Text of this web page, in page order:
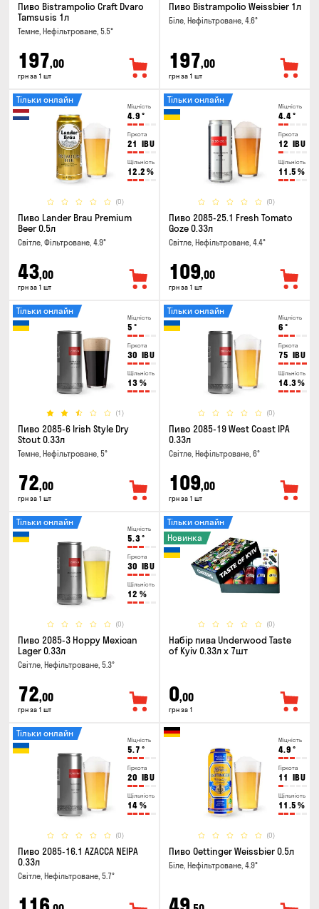
Пиво Bistrampolio Craft Dvaro
Tamsusis 1л
Темне, Нефільтроване, 5.5°
197,00
грн за 1 шт
Пиво Bistrampolio Weissbier 1л
Біле, Нефільтроване, 4.6°
197,00
грн за 1 шт
Міцність
4.9 °
Гіркота
21 IBU
Щільність
12.2 %
(0)
Тільки онлайн
Пиво Lander Brau Premium
Beer 0.5л
Світле, Фільтроване, 4.9°
43,00
грн за 1 шт
Міцність
4.4°
Гіркота
12 IBU
Щільність
11.5 %
(0)
Тільки онлайн
Пиво 2085-25.1 Fresh Tomato
Goze 0.33л
Світле, Нефільтроване, 4.4°
109,00
грн за 1 шт
Міцність
5 °
Гіркота
30 IBU
Щільність
13 %
(1)
Тільки онлайн
Пиво 2085-6 Irish Style Dry
Stout 0.33л
Темне, Нефільтроване, 5°
72,00
грн за 1 шт
Міцність
6 °
Гіркота
75 IBU
Щільність
14.3%
(0)
Тільки онлайн
Пиво 2085-19 West Coast IPA
0.33л
Світле, Нефільтроване, 6°
109,00
грн за 1 шт
Міцність
5.3°
Гіркота
30 IBU
Щільність
12 %
(0)
Тільки онлайн
Пиво 2085-3 Hoppy Mexican
Lager 0.33л
Світле, Нефільтроване, 5.3°
72,00
грн за 1 шт
(0)
Тільки онлайн
Новинка
Набір пива Underwood Taste
of Kyiv 0.33л x 7шт
0,00
грн за 1
Міцність
5.7 °
Гіркота
20 IBU
Щільність
14 %
(0)
Тільки онлайн
Пиво 2085-16.1 AZACCA NEIPA
0.33л
Світле, Нефільтроване, 5.7°
Міцність
4.9 °
Гіркота
11 IBU
Щільність
11.5 %
(0)
Пиво Oettinger Weissbier 0.5л
Біле, Нефільтроване, 4.9°